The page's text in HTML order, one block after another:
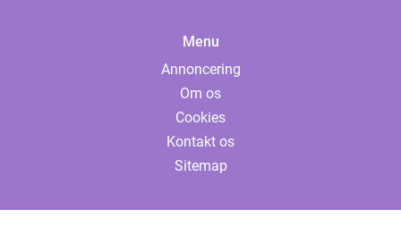
Menu
Annoncering
Om os
Cookies
Kontakt os
Sitemap